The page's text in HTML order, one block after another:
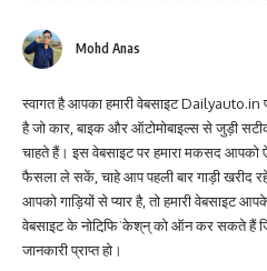
Mohd Anas
स्वागत है आपका हमारी वेबसाइट Dailyauto.in
है जो कार, बाइक और ऑटोमोबाइल्स से जुड़ी
चाहते हैं। इस वेबसाइट पर हमारा मकसद आपको
फैसला ले सकें, चाहे आप पहली बार गाड़ी खरीद
आपको गाड़ियों से प्यार है, तो हमारी वेबसाइट
वेबसाइट के नोटिफि़ˈकेश्‌न्‌ को ऑन कर सकते हैं
जानकारी प्राप्त हो।